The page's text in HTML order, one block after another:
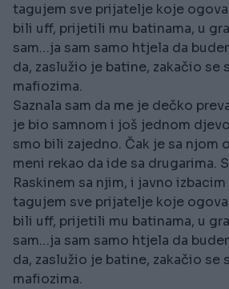
tagujem sve prijatelje koje
bili uff, prijetili mu batinama, u
sam…ja sam samo htjela da
da, zaslužio je batine, zakačio se
mafiozima.
Saznala sam da me je dečko
je bio samnom i još jednom
smo bili zajedno. Čak je sa njom
meni rekao da ide sa drugarima.
Raskinem sa njim, i javno
tagujem sve prijatelje koje
bili uff, prijetili mu batinama, u
sam…ja sam samo htjela da
da, zaslužio je batine, zakačio se
mafiozima.